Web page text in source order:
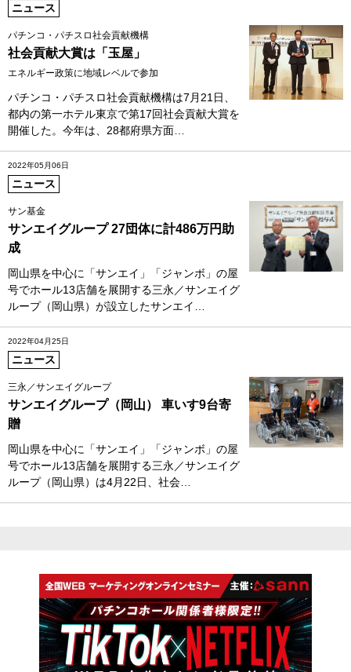
ニュース
パチンコ・パチスロ社会貢献機構
社会貢献大賞は「玉屋」
エネルギー政策に地域レベルで参加
パチンコ・パチスロ社会貢献機構は7月21日、
都内の第一ホテル東京で第17回社会貢献大賞を
開催した。今年は、28都府県方面…
2022年05月06日
ニュース
サン基金
サンエイグループ 27団体に計486万円助
成
岡山県を中心に「サンエイ」「ジャンボ」の屋
号でホール13店舗を展開する三永／サンエイグ
ループ（岡山県）が設立したサンエイ…
2022年04月25日
ニュース
三永／サンエイグループ
サンエイグループ（岡山） 車いす9台寄
贈
岡山県を中心に「サンエイ」「ジャンボ」の屋
号でホール13店舗を展開する三永／サンエイグ
ループ（岡山県）は4月22日、社会…